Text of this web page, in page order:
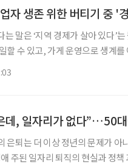
자 생존 위한 버티기 중 '
는 말은 ‘지역 경제가 살아 있다’
할 수 있고, 가게 운영으로 생계
데, 일자리가 없다”…50
은퇴는 더 이상 정년의 문제가
주된 일자리 퇴직의 현실과 정